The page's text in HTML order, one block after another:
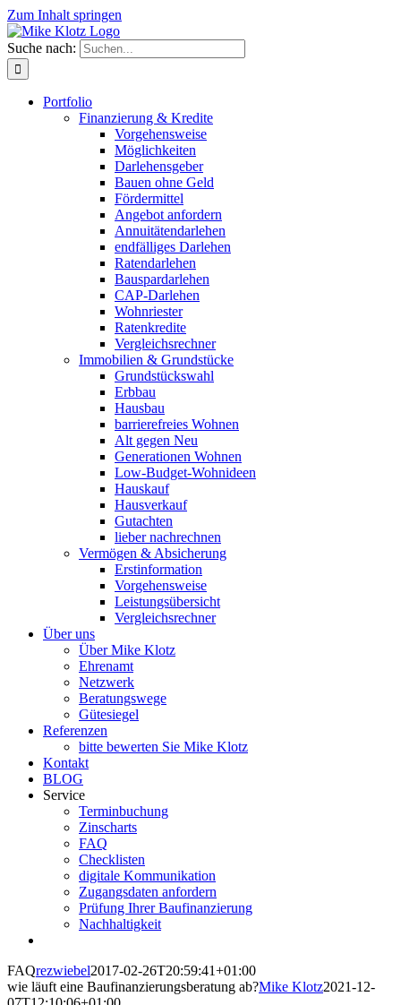
Zum Inhalt springen
Suche nach:
Portfolio
Finanzierung & Kredite
Vorgehensweise
Möglichkeiten
Darlehensgeber
Bauen ohne Geld
Fördermittel
Angebot anfordern
Annuitätendarlehen
endfälliges Darlehen
Ratendarlehen
Bauspardarlehen
CAP-Darlehen
Wohnriester
Ratenkredite
Vergleichsrechner
Immobilien & Grundstücke
Grundstückswahl
Erbbau
Hausbau
barrierefreies Wohnen
Alt gegen Neu
Generationen Wohnen
Low-Budget-Wohnideen
Hauskauf
Hausverkauf
Gutachten
lieber nachrechnen
Vermögen & Absicherung
Erstinformation
Vorgehensweise
Leistungsübersicht
Vergleichsrechner
Über uns
Über Mike Klotz
Ehrenamt
Netzwerk
Beratungswege
Gütesiegel
Referenzen
bitte bewerten Sie Mike Klotz
Kontakt
BLOG
Service
Terminbuchung
Zinscharts
FAQ
Checklisten
digitale Kommunikation
Zugangsdaten anfordern
Prüfung Ihrer Baufinanzierung
Nachhaltigkeit
FAQrezwiebel2017-02-26T20:59:41+01:00
wie läuft eine Baufinanzierungsberatung ab?Mike Klotz2021-12-